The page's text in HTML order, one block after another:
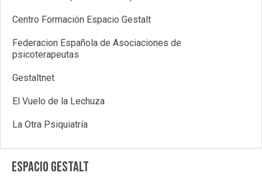
Centro Formación Espacio Gestalt
Federacion Española de Asociaciones de
psicoterapeutas
Gestaltnet
El Vuelo de la Lechuza
La Otra Psiquiatría
ESPACIO GESTALT